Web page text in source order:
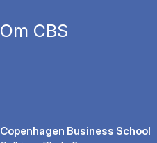
Om CBS
Copenhagen Business School